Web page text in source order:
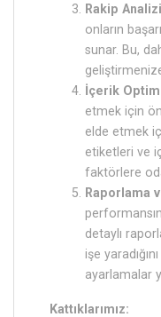
Rakip
onların
sunar. Bu,
İçerik
etmek için
elde etmek
etiketleri ve
faktörlere
Raporlama
detaylı
işe
ayarlamalar
Kattıklarımız: